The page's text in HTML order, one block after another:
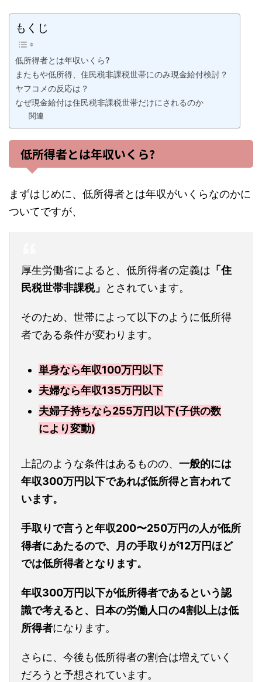
もくじ
低所得者とは年収いくら?
またもや低所得、住民税非課税世帯にのみ現金給付検討？
ヤフコメの反応は？
なぜ現金給付は住民税非課税世帯だけにされるのか
関連
低所得者とは年収いくら?
まずはじめに、低所得者とは年収がいくらなのかに
ついてですが、
厚生労働省によると、低所得者の定義は 「住
民税世帯非課税」
とされています。
そのため、世帯によって以下のように低所得
者である条件が変わります。
単身なら年収100万円以下
夫婦なら年収135万円以下
夫婦子持ちなら255万円以下(子供の数
により変動)
上記のような条件はあるものの、 一般的には
年収300万円以下であれば低所得と言われて
います。
手取りで言うと年収200〜250万円の人が低所
得者にあたるので、月の手取りが12万円ほど
では低所得者となります。
年収300万円以下が低所得者であるという認
識で考えると、日本の労働人口の4割以上は低
所得者になります。
さらに、今後も低所得者の割合は増えていく
だろうと予想されています。